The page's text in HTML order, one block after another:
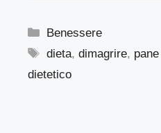
Categorie
Benessere
Tag
dieta,dimagrire,
dietetico